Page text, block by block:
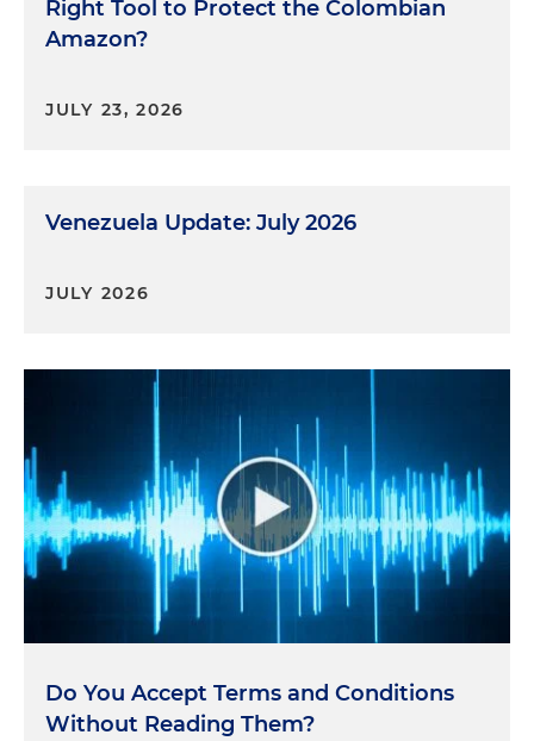
Right Tool to Protect the Colombian
Amazon?
JULY 23, 2026
Venezuela Update: July 2026
JULY 2026
Do You Accept Terms and Conditions
Without Reading Them?